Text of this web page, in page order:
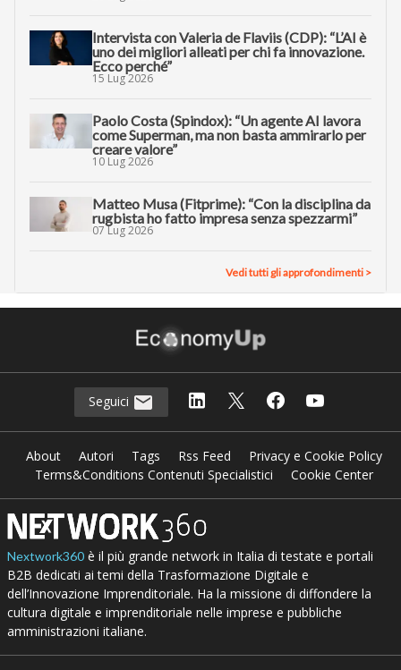
Intervista con Valeria de Flaviis (CDP): “L’AI è
uno dei migliori alleati per chi fa innovazione.
Ecco perché”
15 Lug 2026
Paolo Costa (Spindox): “Un agente AI lavora
come Superman, ma non basta ammirarlo per
creare valore”
10 Lug 2026
Matteo Musa (Fitprime): “Con la disciplina da
rugbista ho fatto impresa senza spezzarmi”
07 Lug 2026
Vedi tutti gli approfondimenti >
Seguici
About Autori Tags Rss Feed
Privacy e Cookie Policy
Terms&Conditions Contenuti Specialistici
Cookie Center
Nextwork360è il più grande network in Italia di testate e portali
B2B dedicati ai temi della Trasformazione Digitale e
dell’Innovazione Imprenditoriale. Ha la missione di diffondere la
cultura digitale e imprenditoriale nelle imprese e pubbliche
amministrazioni italiane.